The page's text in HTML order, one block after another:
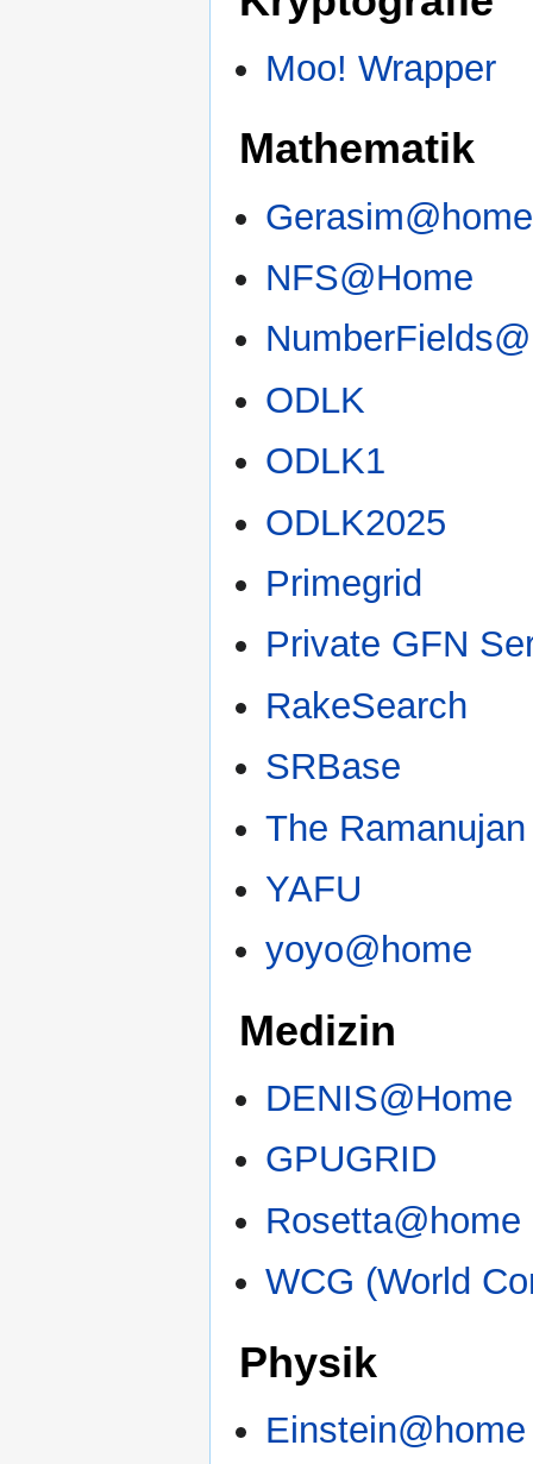
Moo! Wrapper
Mathematik
Gerasim@home
NFS@Home
ODLK
ODLK1
ODLK2025
Primegrid
Private GFN
RakeSearch
SRBase
The
YAFU
yoyo@home
Medizin
DENIS@Home
GPUGRID
Rosetta@home
WCG (World
Physik
Einstein@home